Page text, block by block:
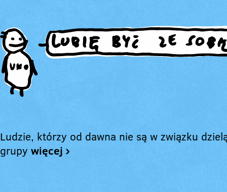
Ludzie, którzy od dawna nie są w związku
grupy więcej ›